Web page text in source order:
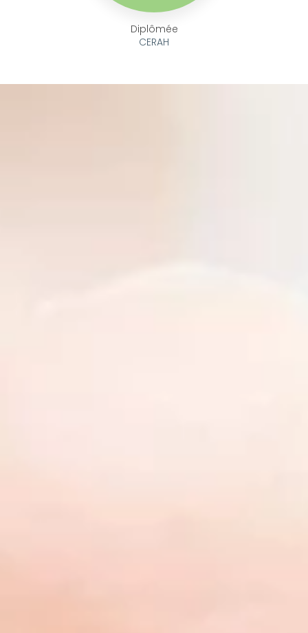
Diplômée
CERAH